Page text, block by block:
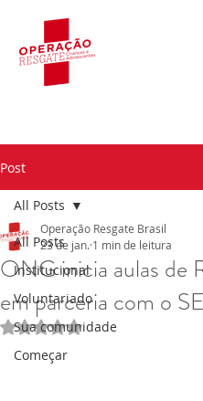
Post
All Posts
Institucional
Voluntariado
Sua comunidade
Começar
All Posts
ONG inicia aulas de
em parceria com o
Operação Resgate Brasil
23 de jan. 1 min de leitura
Avaliado com NaN de 5